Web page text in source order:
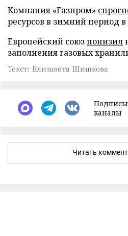
Компания «Газпром»
ресурсов в зимний период в
Европейский союзпонизил
заполнения газовых
Текст: Елизавета Шишкова
каналы
Читать